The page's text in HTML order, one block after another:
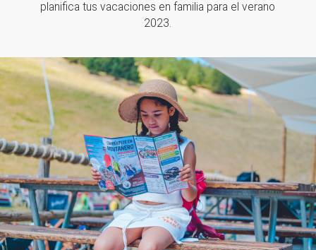
planifica tus vacaciones en familia para el verano
2023.